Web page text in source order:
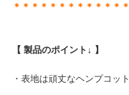
＊＊＊＊＊＊＊＊＊＊＊＊
【 製品のポイント↓ 】
・表地は頑丈なヘンプコッ